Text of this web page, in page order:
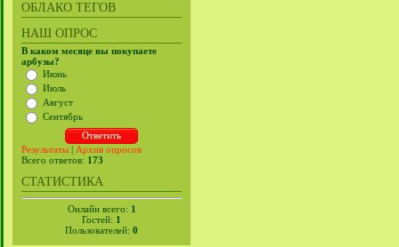
ОБЛАКО ТЕГОВ
НАШ ОПРОС
В каком месяце вы покупаете
арбузы?
Июнь
Июль
Август
Сентябрь
Результаты | Архив опросов
Всего ответов: 173
СТАТИСТИКА
Онлайн всего: 1
Гостей: 1
Пользователей: 0